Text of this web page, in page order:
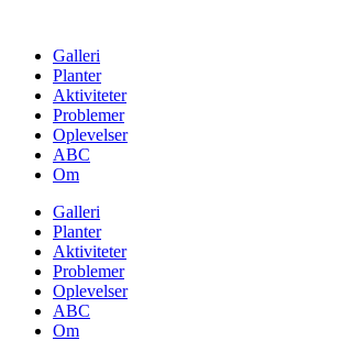
contentGalleri
Planter
Aktiviteter
Problemer
Oplevelser
ABC
Om
Galleri
Planter
Aktiviteter
Problemer
Oplevelser
ABC
Om